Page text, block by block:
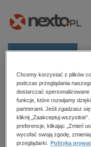
E-prasa
Kategorie
Zobacz wszystkie E-
budownictwo,
biznesowe,
Strona główna
Leszek
Chcemy korzystać z plików
podczas przeglądania
dostarczać
funkcje, które rozwijamy
partnerami. Jeśli zgadzasz
kliknij „Zaakceptuj
preferencje, klikając „Zmień
wycofać swoją zgodę,
przeglądarki.
Polityka